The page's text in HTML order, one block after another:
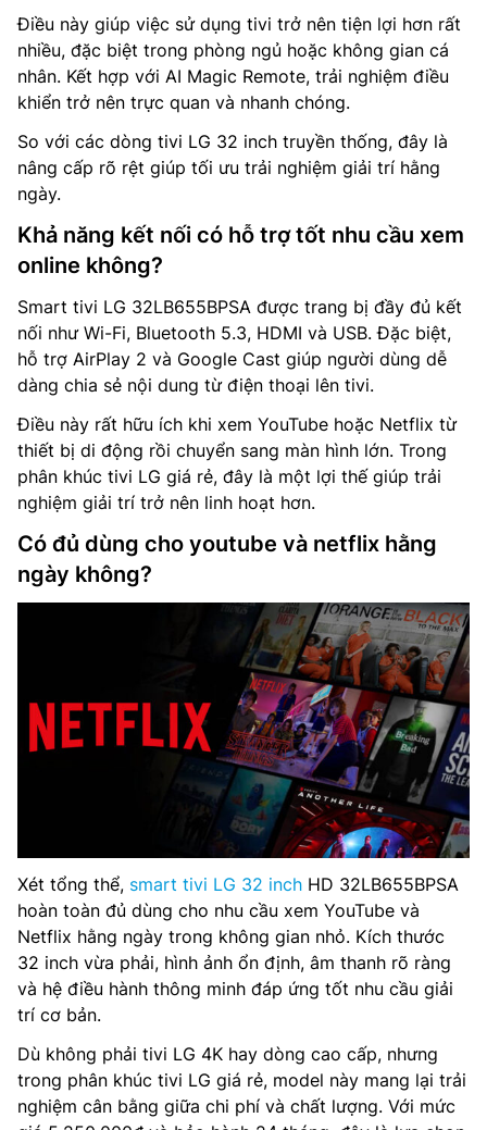
Điều này giúp việc sử dụng tivi trở nên tiện lợi hơn rất
nhiều, đặc biệt trong phòng ngủ hoặc không gian cá
nhân. Kết hợp với AI Magic Remote, trải nghiệm điều
khiển trở nên trực quan và nhanh chóng.
So với các dòng tivi LG 32 inch truyền thống, đây là
nâng cấp rõ rệt giúp tối ưu trải nghiệm giải trí hằng
ngày.
Khả năng kết nối có hỗ trợ tốt nhu cầu xem
online không?
Smart tivi LG 32LB655BPSA được trang bị đầy đủ kết
nối như Wi-Fi, Bluetooth 5.3, HDMI và USB. Đặc biệt,
hỗ trợ AirPlay 2 và Google Cast giúp người dùng dễ
dàng chia sẻ nội dung từ điện thoại lên tivi.
Điều này rất hữu ích khi xem YouTube hoặc Netflix từ
thiết bị di động rồi chuyển sang màn hình lớn. Trong
phân khúc tivi LG giá rẻ, đây là một lợi thế giúp trải
nghiệm giải trí trở nên linh hoạt hơn.
Có đủ dùng cho youtube và netflix hằng
ngày không?
Xét tổng thể, smart tivi LG 32 inch HD 32LB655BPSA
hoàn toàn đủ dùng cho nhu cầu xem YouTube và
Netflix hằng ngày trong không gian nhỏ. Kích thước
32 inch vừa phải, hình ảnh ổn định, âm thanh rõ ràng
và hệ điều hành thông minh đáp ứng tốt nhu cầu giải
trí cơ bản.
Dù không phải tivi LG 4K hay dòng cao cấp, nhưng
trong phân khúc tivi LG giá rẻ, model này mang lại trải
nghiệm cân bằng giữa chi phí và chất lượng. Với mức